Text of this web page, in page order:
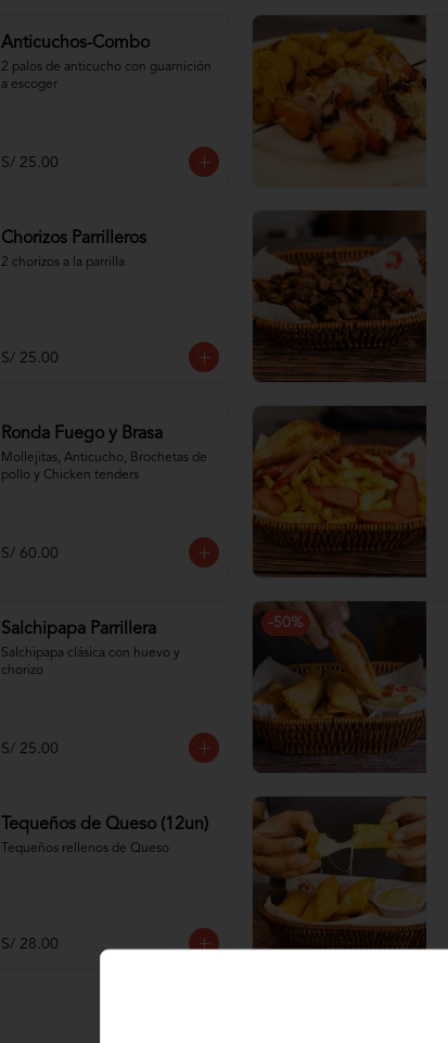
Anticuchos-Combo
2 palos de anticucho con guarnición
a escoger
S/ 25.00
Chorizos Parrilleros
2 chorizos a la parrilla
S/ 25.00
Ronda Fuego y Brasa
Mollejitas, Anticucho, Brochetas de
pollo y Chicken tenders
S/ 60.00
Salchipapa Parrillera
Salchipapa clásica con huevo y
chorizo
S/ 25.00
-50%
Tequeños de Queso (12un)
Tequeños rellenos de Queso
S/ 28.00